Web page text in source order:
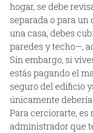
hogar, se debe
separada o para un
una casa, debes
paredes y techo—,
Sin embargo, si
estás pagando el
seguro del edificio
únicamente
Para cerciorarte,
administrador que